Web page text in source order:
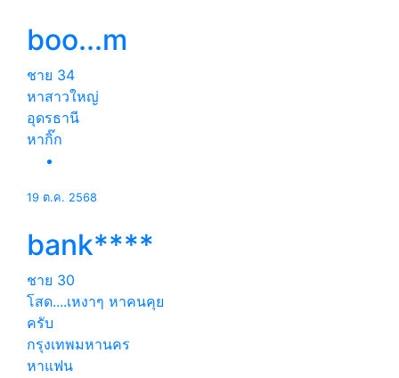
boo...m
ชาย 34
หาสาวใหญ่
อุดรธานี
หากิ๊ก
19 ต.ค. 2568
bank****
ชาย 30
โสด....เหงาๆ หาคนคุย
ครับ
กรุงเทพมหานคร
หาแฟน